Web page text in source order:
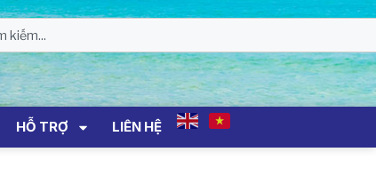
HỖ TRỢ LIÊN HỆ